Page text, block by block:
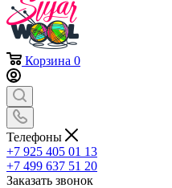
Корзина 0
Телефоны
+7 925 405 01 13
+7 499 637 51 20
Заказать звонок